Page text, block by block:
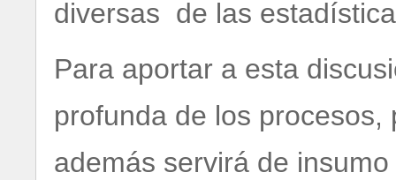
diversas de las
Para aportar a esta
profunda de los
además servirá de